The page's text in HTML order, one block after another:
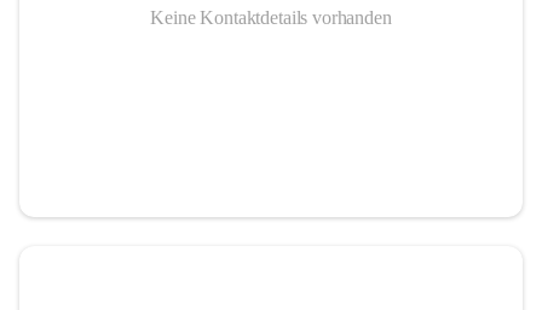
Keine Kontaktdetails vorhanden